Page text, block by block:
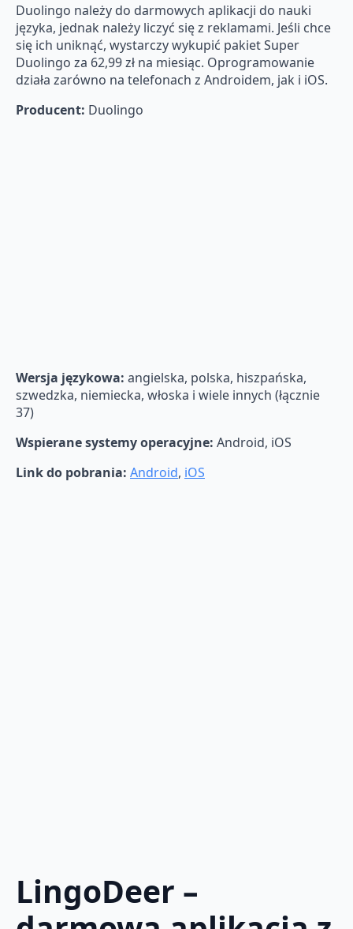
Duolingo należy do darmowych aplikacji do nauki
języka, jednak należy liczyć się z reklamami. Jeśli chce
się ich uniknąć, wystarczy wykupić pakiet Super
Duolingo za 62,99 zł na miesiąc. Oprogramowanie
działa zarówno na telefonach z Androidem, jak i iOS.
Producent: Duolingo
Wersja językowa: angielska, polska, hiszpańska,
szwedzka, niemiecka, włoska i wiele innych (łącznie
37)
Wspierane systemy operacyjne: Android, iOS
Link do pobrania: Android, iOS
LingoDeer –